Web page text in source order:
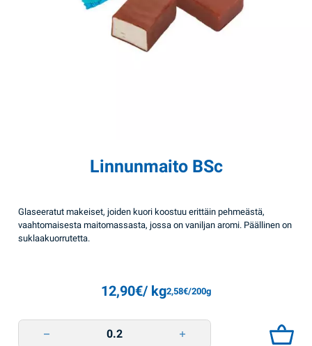
Linnunmaito BSc
Glaseeratut makeiset, joiden kuori koostuu erittäin pehmeästä,
vaahtomaisesta maitomassasta, jossa on vaniljan aromi. Päällinen on
suklaakuorrutetta.
12,90€/ kg2,58€/200g